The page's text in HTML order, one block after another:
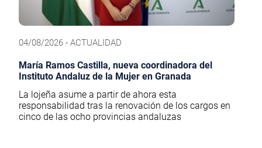
04/08/2026 - ACTUALIDAD
María Ramos Castilla, nueva coordinadora del
Instituto Andaluz de la Mujer en Granada
La lojeña asume a partir de ahora esta
responsabilidad tras la renovación de los cargos en
cinco de las ocho provincias andaluzas